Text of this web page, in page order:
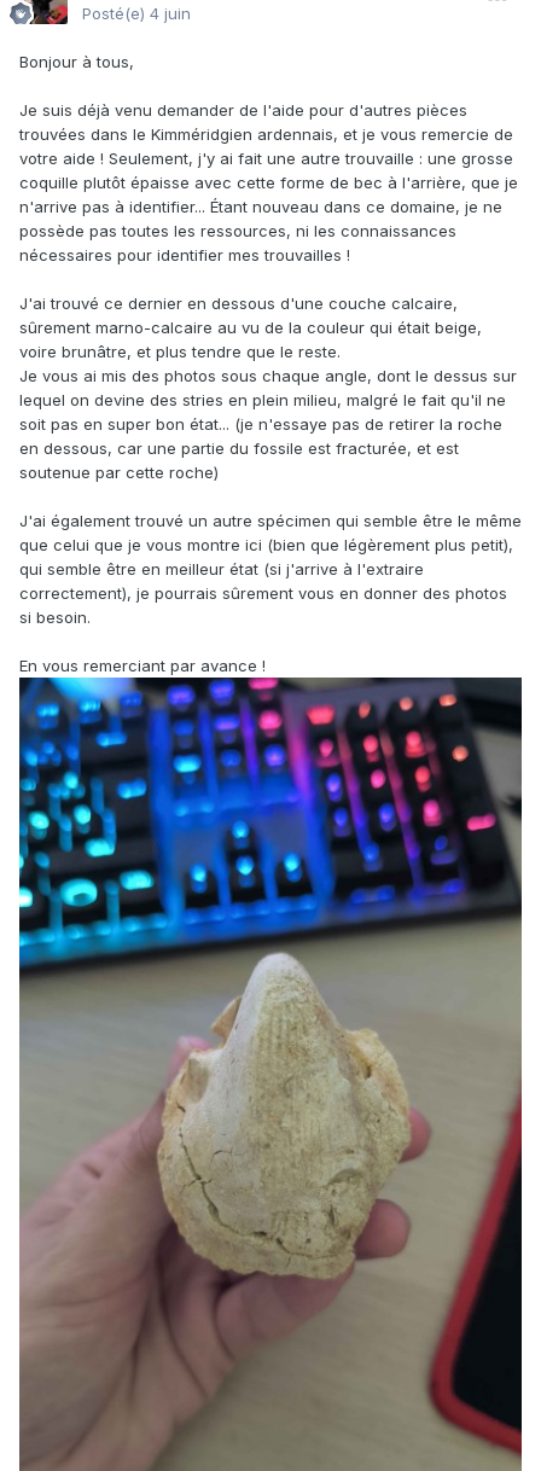
Posté(e) 4 juin
Bonjour à tous,
Je suis déjà venu demander de l'aide pour d'autres pièces
trouvées dans le Kimméridgien ardennais, et je vous remercie de
votre aide ! Seulement, j'y ai fait une autre trouvaille : une grosse
coquille plutôt épaisse avec cette forme de bec à l'arrière, que je
n'arrive pas à identifier... Étant nouveau dans ce domaine, je ne
possède pas toutes les ressources, ni les connaissances
nécessaires pour identifier mes trouvailles !
J'ai trouvé ce dernier en dessous d'une couche calcaire,
sûrement marno-calcaire au vu de la couleur qui était beige,
voire brunâtre, et plus tendre que le reste.
Je vous ai mis des photos sous chaque angle, dont le dessus sur
lequel on devine des stries en plein milieu, malgré le fait qu'il ne
soit pas en super bon état... (je n'essaye pas de retirer la roche
en dessous, car une partie du fossile est fracturée, et est
soutenue par cette roche)
J'ai également trouvé un autre spécimen qui semble être le même
que celui que je vous montre ici (bien que légèrement plus petit),
qui semble être en meilleur état (si j'arrive à l'extraire
correctement), je pourrais sûrement vous en donner des photos
si besoin.
En vous remerciant par avance !